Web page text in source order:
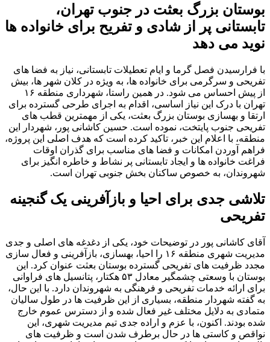
بوستان بزرگ بعثت در جنوب تهران،
تابستانی پر از شادی و تفریح برای خانواده ها
نوید می دهد
با فرارسیدن فصل گرما و ایام تعطیلات تابستانی، نیاز به فضا های
تفریحی و سرگرمی برای خانواده ها، به ویژه در کلان شهر ها، بیش
از پیش احساس می شود. در همین راستا، شهرداری منطقه ۱۶
تهران با درک این نیاز اساسی، اقدام به اجرای طرحی گسترده برای
ارتقا و بهسازی بوستان بزرگ بعثت، یکی از مهمترین قطب های
تفریحی جنوب پایتخت، نموده است. حسین کاشانی پور، شهردار این
منطقه، با اعلام این خبر، تاکید کرده است که هدف اصلی این پروژه،
فراهم آوردن امکانات و فضا های مناسب برای گذران اوقات
فراغت خانواده ها و ایجاد تابستانی پر نشاط و خاطره انگیز برای
شهروندان، به خصوص ساکنان بخش جنوبی تهران است.
تلاشی جدی برای احیا و بازآفرینی یک گنجینه
تفریحی
آقای کاشانی پور در توضیحات خود، یکی از دغدغه های اصلی و جدی
مدیریت شهری منطقه ۱۶ را احیا، بهسازی، بازآفرینی و فعال سازی
مجدد ظرفیت های تفریحی گسترده بوستان بعثت عنوان کرد. این
بوستان با وسعتی چشمگیر معادل ۵۳ هکتار، پتانسیل های فراوانی
برای ارائه خدمات تفریحی و فرهنگی به شهروندان دارد. با این حال،
به گفته شهردار منطقه، بسیاری از این ظرفیت ها در طول سالیان
متمادی به دلایل مختلف غیر فعال شده و از دسترس عموم خارج
شده بودند. اکنون، با عزم و اراده جدی تیم مدیریت شهری، این
نواقص و کاستی ها در حال برطرف شدن است و ظرفیت های